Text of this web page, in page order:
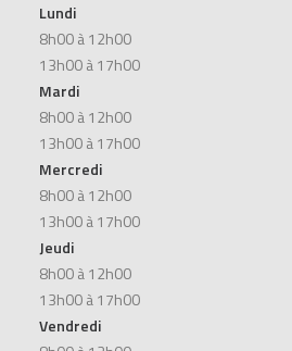
Lundi
8h00 à 12h00
13h00 à 17h00
Mardi
8h00 à 12h00
13h00 à 17h00
Mercredi
8h00 à 12h00
13h00 à 17h00
Jeudi
8h00 à 12h00
13h00 à 17h00
Vendredi